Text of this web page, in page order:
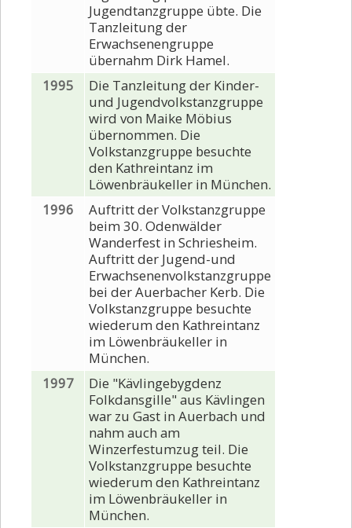
Jugendtanzgruppe übte. Die
Tanzleitung der
Erwachsenengruppe
übernahm Dirk Hamel.
1995
Die Tanzleitung der Kinder-
und Jugendvolkstanzgruppe
wird von Maike Möbius
übernommen. Die
Volkstanzgruppe besuchte
den Kathreintanz im
Löwenbräukeller in München.
1996
Auftritt der Volkstanzgruppe
beim 30. Odenwälder
Wanderfest in Schriesheim.
Auftritt der Jugend-und
Erwachsenenvolkstanzgruppe
bei der Auerbacher Kerb. Die
Volkstanzgruppe besuchte
wiederum den Kathreintanz
im Löwenbräukeller in
München.
1997
Die "Kävlingebygdenz
Folkdansgille" aus Kävlingen
war zu Gast in Auerbach und
nahm auch am
Winzerfestumzug teil. Die
Volkstanzgruppe besuchte
wiederum den Kathreintanz
im Löwenbräukeller in
München.